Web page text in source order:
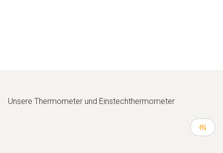
Unsere Thermometer und Einstechthermometer